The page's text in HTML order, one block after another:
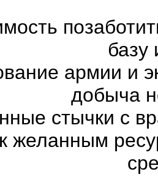
базу
армии и
добыча
стычки с
желанным